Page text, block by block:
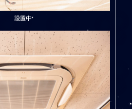
設置中